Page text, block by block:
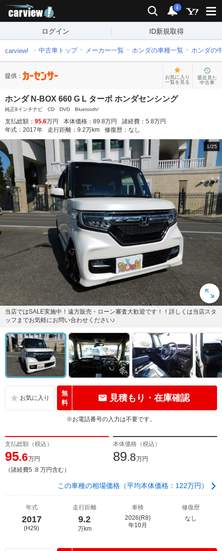
検索 通知
i
ログイン ID新規取得
carview! 中古車トップ メーカー一覧 ホンダの車種一覧 ホンダの
提供：
お気に入り
一覧を見る
最近見た
中古車
ホンダ N-BOX 660 G L ターボ ホンダセンシング
純正8インチナビ CD DVD Bluetooth/
支払総額： 95.6万円 本体価格： 89.8万円 諸経費： 5.8万円
年式： 2017年 走行距離： 9.2万km 修復歴： なし
1/25
当店ではSALE実施中！遠方販売・ローン審査大歓迎です！！詳しくは当店スタ
ッフまでお気軽にお問い合わせください♪
無
料
見積もり・在庫確認
※お電話番号の入力は不要です。
支払総額（税込）
95.6万円
（諸経費5 .8 万円含む）
本体価格（税込）
89.8万円
この車種の相場価格（平均本体価格：122万円）
年式
2017
(H29)
走行距離
9.2
万km
車検
2026(R8)
年10月
修復歴
なし